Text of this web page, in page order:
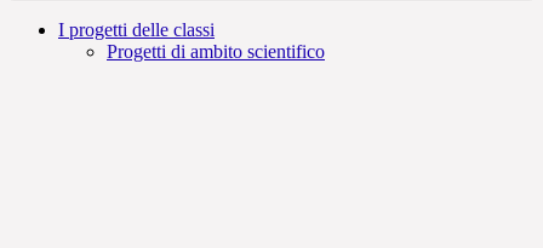
I progetti delle classi
Progetti di ambito scientifico